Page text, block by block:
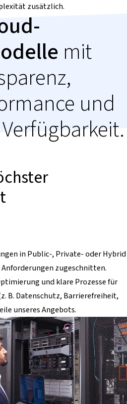
zusätzlich.
mit
und
in Public-, Private- oder Hybrid
Anforderungen zugeschnitten.
und klare Prozesse für
B. Datenschutz, Barrierefreiheit,
unseres Angebots.